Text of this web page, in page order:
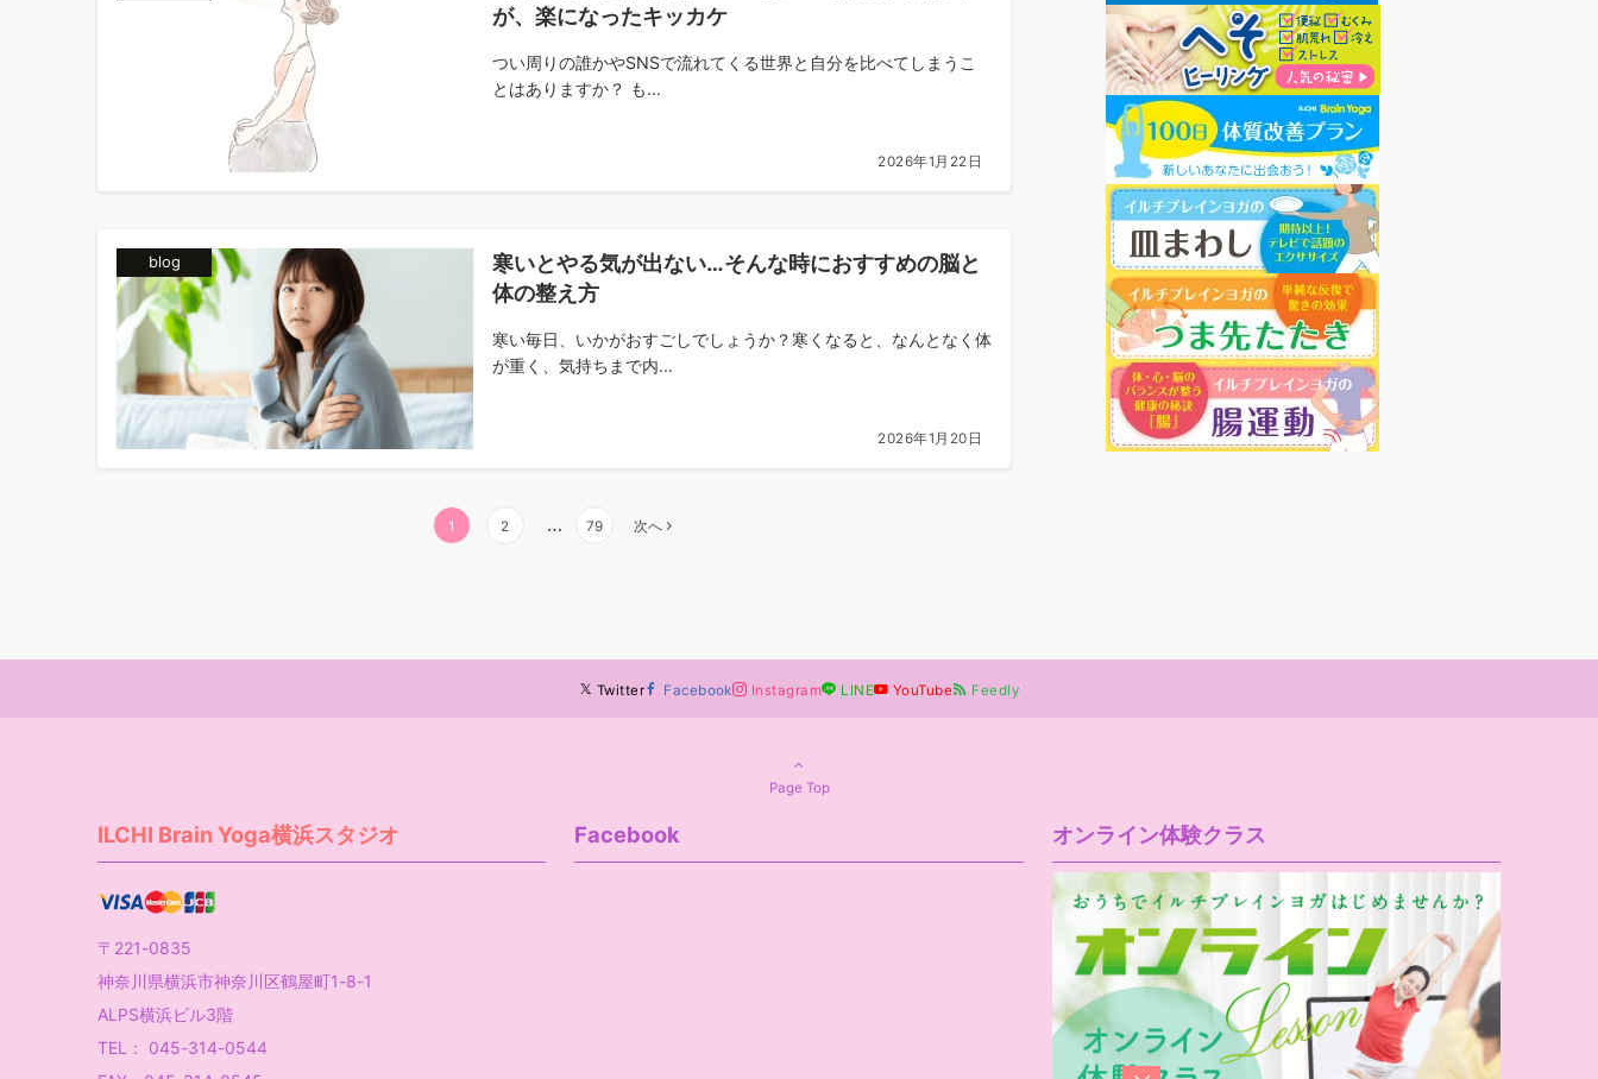
が、楽になったキッカケ
つい周りの誰かやSNSで流れてくる世界と自分を比べてしまうこ
とはありますか？ も...
2026年1月22日
blog
寒いとやる気が出ない…そんな時におすすめの脳と
体の整え方
寒い毎日、いかがおすごしでしょうか？寒くなると、なんとなく体
が重く、気持ちまで内...
2026年1月20日
ジ
1 2 … 79 次へ
Twitter Facebook Instagram LINE YouTube Feedly
Page Top
ILCHI Brain Yoga横浜スタジオ
〒221-0835
神奈川県横浜市神奈川区鶴屋町1-8-1
ALPS横浜ビル3階
TEL： 045-314-0544
Facebook オンライン体験クラス